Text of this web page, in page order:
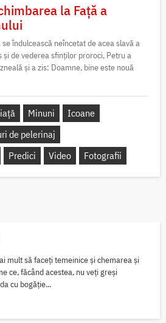
la Față a
se îndulcească neîncetat de acea slavă a
și de vederea sfinților proroci, Petru a
și a zis: Doamne, bine este nouă
Minuni
Icoane
de pelerinaj
Predici Video Fotografii
mult să faceți temeinice și chemarea și
ce, făcând acestea, nu veți greși
cu bogăție...